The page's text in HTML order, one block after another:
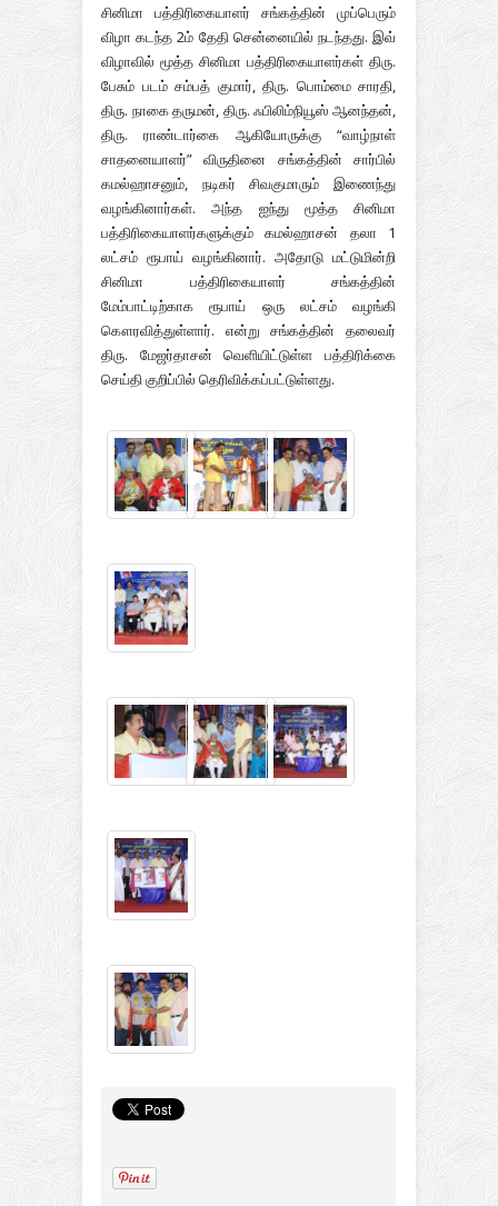
சினிமா பத்திரிகையாளர் சங்கத்தின் முப்பெரும்
விழா கடந்த 2ம் தேதி சென்னையில் நடந்தது. இவ்
விழாவில் மூத்த சினிமா பத்திரிகையாளர்கள் திரு.
பேசும் படம் சம்பத் குமார், திரு. பொம்மை சாரதி,
திரு. நாகை தருமன், திரு. ஃபிலிம்நியூஸ் ஆனந்தன்,
திரு. ராண்டார்கை ஆகியோருக்கு “வாழ்நாள்
சாதனையாளர்” விருதினை சங்கத்தின் சார்பில்
கமல்ஹாசனும், நடிகர் சிவகுமாரும் இணைந்து
வழங்கினார்கள். அந்த ஐந்து மூத்த சினிமா
பத்திரிகையாளர்களுக்கும் கமல்ஹாசன் தலா 1
லட்சம் ரூபாய் வழங்கினார். அதோடு மட்டுமின்றி
சினிமா பத்திரிகையாளர் சங்கத்தின்
மேம்பாட்டிற்காக ரூபாய் ஒரு லட்சம் வழங்கி
கௌரவித்துள்ளார். என்று சங்கத்தின் தலைவர்
திரு. மேஜர்தாசன் வெளியிட்டுள்ள பத்திரிக்கை
செய்தி குறிப்பில் தெரிவிக்கப்பட்டுள்ளது.